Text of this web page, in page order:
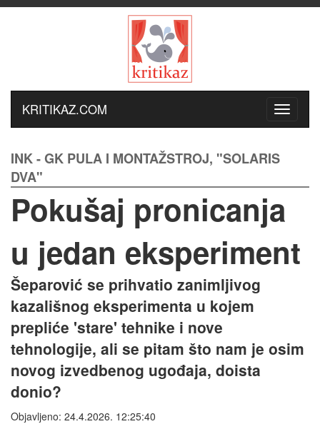
KRITIKAZ.COM
INK - GK PULA I MONTAŽSTROJ, "SOLARIS
DVA"
Pokušaj pronicanja
u jedan eksperiment
Šeparović se prihvatio zanimljivog
kazališnog eksperimenta u kojem
prepliće 'stare' tehnike i nove
tehnologije, ali se pitam što nam je osim
novog izvedbenog ugođaja, doista
donio?
Objavljeno: 24.4.2026. 12:25:40